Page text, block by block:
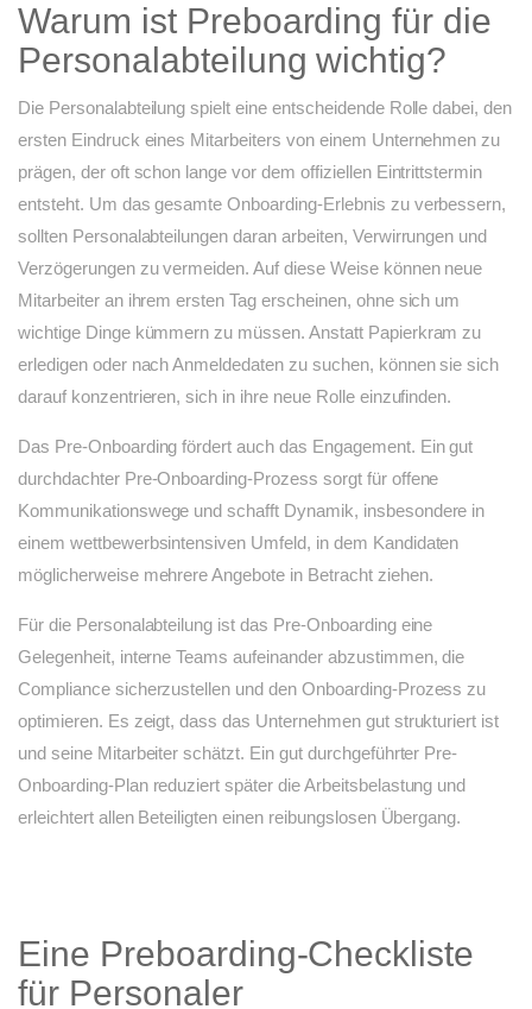
Warum ist Preboarding für die
Personalabteilung wichtig?
Die Personalabteilung spielt eine entscheidende Rolle dabei, den
ersten Eindruck eines Mitarbeiters von einem Unternehmen zu
prägen, der oft schon lange vor dem offiziellen Eintrittstermin
entsteht. Um das gesamte Onboarding-Erlebnis zu verbessern,
sollten Personalabteilungen daran arbeiten, Verwirrungen und
Verzögerungen zu vermeiden. Auf diese Weise können neue
Mitarbeiter an ihrem ersten Tag erscheinen, ohne sich um
wichtige Dinge kümmern zu müssen. Anstatt Papierkram zu
erledigen oder nach Anmeldedaten zu suchen, können sie sich
darauf konzentrieren, sich in ihre neue Rolle einzufinden.
Das Pre-Onboarding fördert auch das Engagement. Ein gut
durchdachter Pre-Onboarding-Prozess sorgt für offene
Kommunikationswege und schafft Dynamik, insbesondere in
einem wettbewerbsintensiven Umfeld, in dem Kandidaten
möglicherweise mehrere Angebote in Betracht ziehen.
Für die Personalabteilung ist das Pre-Onboarding eine
Gelegenheit, interne Teams aufeinander abzustimmen, die
Compliance sicherzustellen und den Onboarding-Prozess zu
optimieren. Es zeigt, dass das Unternehmen gut strukturiert ist
und seine Mitarbeiter schätzt. Ein gut durchgeführter Pre-
Onboarding-Plan reduziert später die Arbeitsbelastung und
erleichtert allen Beteiligten einen reibungslosen Übergang.
Eine Preboarding-Checkliste
für Personaler